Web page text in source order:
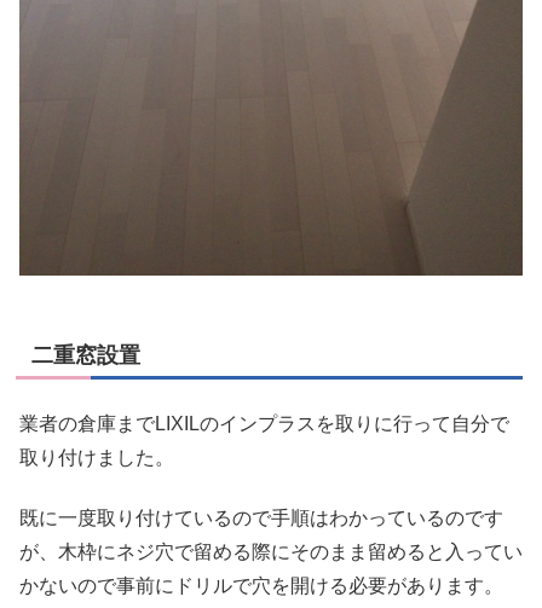
二重窓設置
業者の倉庫までLIXILのインプラスを取りに行って自分で
取り付けました。
既に一度取り付けているので手順はわかっているのです
が、木枠にネジ穴で留める際にそのまま留めると入ってい
かないので事前にドリルで穴を開ける必要があります。